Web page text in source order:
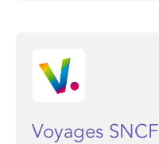
Voyages SNCF